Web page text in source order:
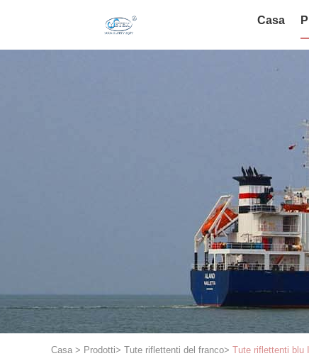
Casa
Casa > Prodotti> Tute riflettenti del franco> Tute riflettenti blu